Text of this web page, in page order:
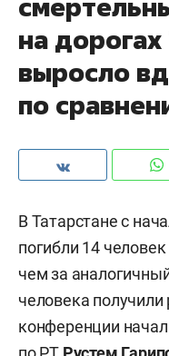
на дорогах
выросло
по
В Татарстане с
погибли 14
чем за
человека
конференции